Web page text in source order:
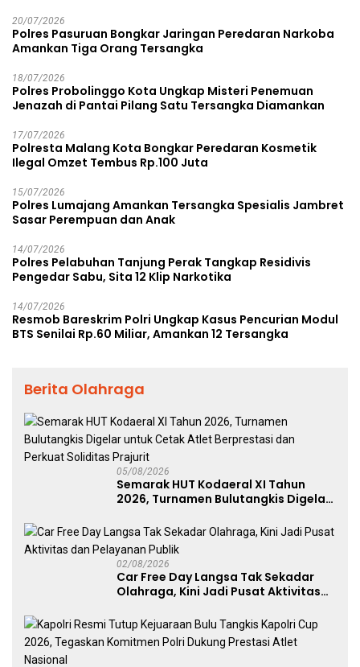
20/07/2026
Polres Pasuruan Bongkar Jaringan Peredaran Narkoba
Amankan Tiga Orang Tersangka
18/07/2026
Polres Probolinggo Kota Ungkap Misteri Penemuan
Jenazah di Pantai Pilang Satu Tersangka Diamankan
17/07/2026
Polresta Malang Kota Bongkar Peredaran Kosmetik
Ilegal Omzet Tembus Rp.100 Juta
15/07/2026
Polres Lumajang Amankan Tersangka Spesialis Jambret
Sasar Perempuan dan Anak
14/07/2026
Polres Pelabuhan Tanjung Perak Tangkap Residivis
Pengedar Sabu, Sita 12 Klip Narkotika
14/07/2026
Resmob Bareskrim Polri Ungkap Kasus Pencurian Modul
BTS Senilai Rp.60 Miliar, Amankan 12 Tersangka
Berita Olahraga
05/08/2026
Semarak HUT Kodaeral XI Tahun
2026, Turnamen Bulutangkis Digelar
Perkuat Soliditas Prajurit
02/08/2026
Car Free Day Langsa Tak Sekadar
Olahraga, Kini Jadi Pusat Aktivitas